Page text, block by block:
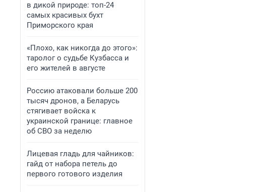
в дикой природе: топ-24
самых красивых бухт
Приморского края
«Плохо, как никогда до этого»:
таролог о судьбе Кузбасса и
его жителей в августе
Россию атаковали больше 200
тысяч дронов, а Беларусь
стягивает войска к
украинской границе: главное
об СВО за неделю
Лицевая гладь для чайников:
гайд от набора петель до
первого готового изделия